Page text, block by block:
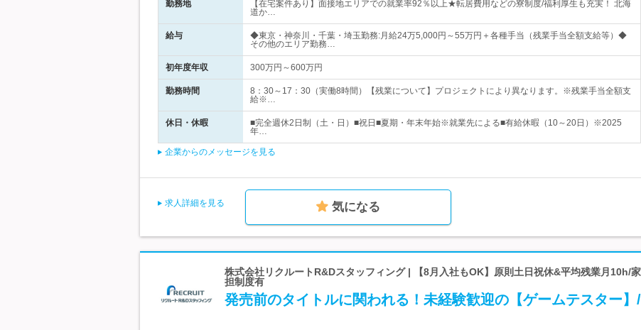
勤務地
【在宅案件あり】面接地エリアでの就業率92％以上★転居費用などの寮制度/福利厚生も充実！ 北海
道か…
給与
◆東京・神奈川・千葉・埼玉勤務:月給24万5,000円～55万円＋各種手当（残業手当全額支給等）◆
その他のエリア勤務…
初年度年収 300万円～600万円
勤務時間
8：30～17：30（実働8時間）【残業について】プロジェクトにより異なります。※残業手当全額支
給※…
休日・休暇
■完全週休2日制（土・日）■祝日■夏期・年末年始※就業先による■有給休暇（10～20日）※2025
年…
企業からのメッセージを見る
求人詳細を見る 気になる
株式会社リクルートR&Dスタッフィング | 【8月入社もOK】原則土日祝休&平均残業月10h/
担制度有
発売前のタイトルに関われる！未経験歓迎の【ゲームテスター】